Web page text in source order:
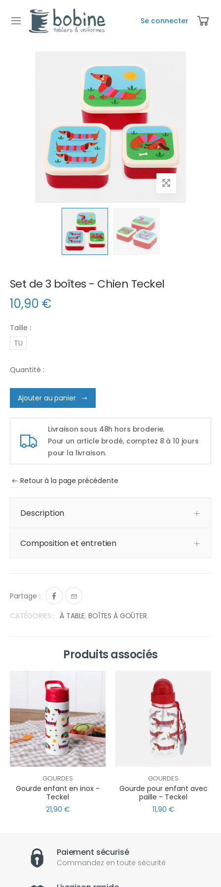
Se connecter
Set de 3 boîtes - Chien Teckel
10,90 €
Taille :
TU
Quantité :
Ajouter au panier
Livraison sous 48h hors broderie.
Pour un article brodé, comptez 8 à 10 jours
pour la livraison.
Retour à la page précédente
Description
Composition et entretien
Partage :
CATÉGORIES : À TABLE, BOÎTES À GOÛTER,
Produits associés
GOURDES
Gourde enfant en inox -
Teckel
21,90 €
GOURDES
Gourde pour enfant avec
paille - Teckel
11,90 €
Paiement sécurisé
Commandez en toute sécurité